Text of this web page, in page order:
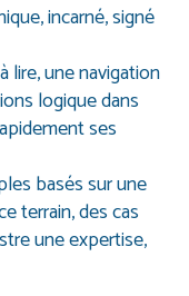
incarné, signé
lire, une navigation
logique dans
ses
basés sur une
terrain, des cas
une expertise,